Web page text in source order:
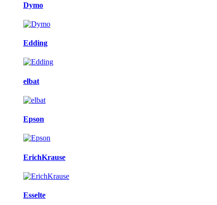
Dymo
Edding
elbat
Epson
ErichKrause
Esselte